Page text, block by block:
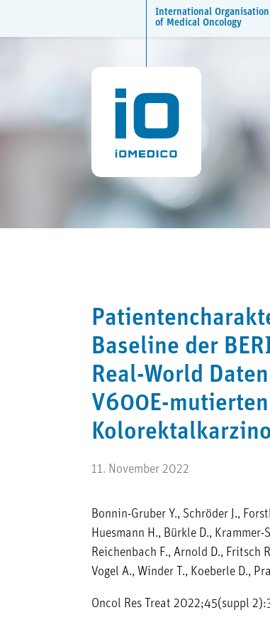
International Organisation
of Medical Oncology
Baseline der
Real-World
V600E-
11. November 2022
Bonnin-Gruber Y., Schröder J.,
Huesmann H., Bürkle D., Krammer-
Reichenbach F., Arnold D., Fritsch
Vogel A., Winder T., Koeberle D.,
Oncol Res Treat 2022;45(suppl